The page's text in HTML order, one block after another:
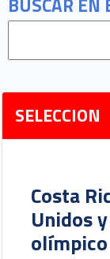
BUSCAR EN
SELECCION
Costa
Unidos
olímpico